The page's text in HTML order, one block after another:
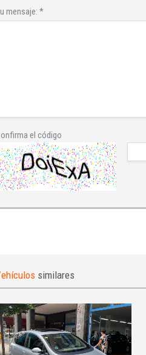
mensaje: *
el código
similares